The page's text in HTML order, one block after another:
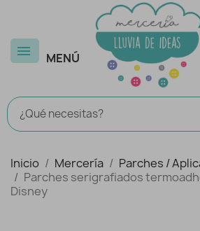
MENÚ
Inicio Mercería
Parches /
Parches serigrafiados
Disney